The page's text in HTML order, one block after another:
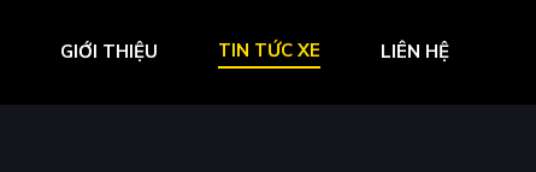
GIỚI THIỆU TIN TỨC XE LIÊN HỆ